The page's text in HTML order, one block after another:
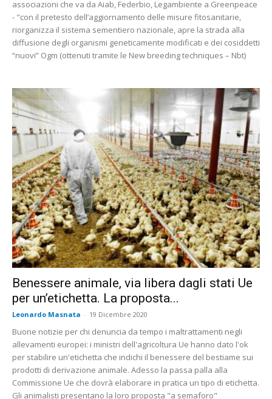
associazioni che va da Aiab, Federbio, Legambiente a Greenpeace
- "con il pretesto dell’aggiornamento delle misure fitosanitarie,
riorganizza il sistema sementiero nazionale, apre la strada alla
diffusione degli organismi geneticamente modificati e dei cosiddetti
“nuovi” Ogm (ottenuti tramite le New breeding techniques – Nbt)
Benessere animale, via libera dagli stati Ue
per un’etichetta. La proposta...
Leonardo Masnata - 19 Dicembre 2020
Buone notizie per chi denuncia da tempo i maltrattamenti negli
allevamenti europei: i ministri dell'agricoltura Ue hanno dato l'ok
per stabilire un'etichetta che indichi il benessere del bestiame sui
prodotti di derivazione animale. Adesso la passa palla alla
Commissione Ue che dovrà elaborare in pratica un tipo di etichetta.
Gli animalisti presentano la loro proposta "a semaforo"